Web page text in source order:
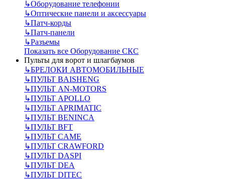
↳Оборудование телефонии
↳Оптические панели и аксессуары
↳Патч-корды
↳Патч-панели
↳Разъемы
Показать все Оборудование СКС
Пульты для ворот и шлагбаумов
↳БРЕЛОКИ АВТОМОБИЛЬНЫЕ
↳ПУЛЬТ BAISHENG
↳ПУЛЬТ AN-MOTORS
↳ПУЛЬТ APOLLO
↳ПУЛЬТ APRIMATIC
↳ПУЛЬТ BENINCA
↳ПУЛЬТ BFT
↳ПУЛЬТ CAME
↳ПУЛЬТ CRAWFORD
↳ПУЛЬТ DASPI
↳ПУЛЬТ DEA
↳ПУЛЬТ DITEC